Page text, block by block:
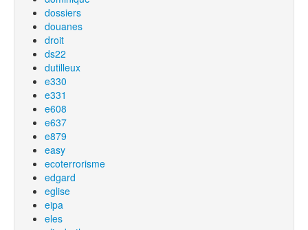
dossiers
douanes
droit
ds22
dutilleux
e330
e331
e608
e637
e879
easy
ecoterrorisme
edgard
eglise
eipa
eles